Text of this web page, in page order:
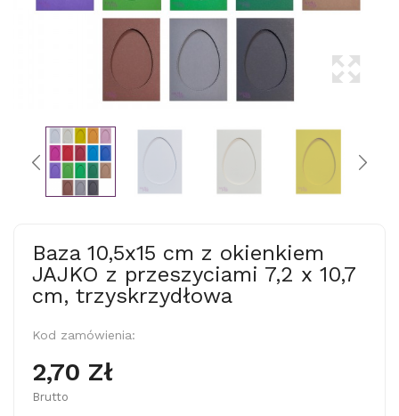
Baza 10,5x15 cm z okienkiem
JAJKO z przeszyciami 7,2 x 10,7
cm, trzyskrzydłowa
Kod zamówienia:
2,70 Zł
Brutto